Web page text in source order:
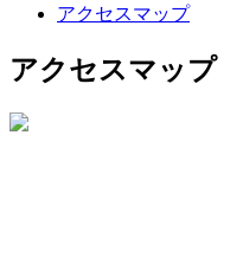
アクセスマップ
アクセスマップ